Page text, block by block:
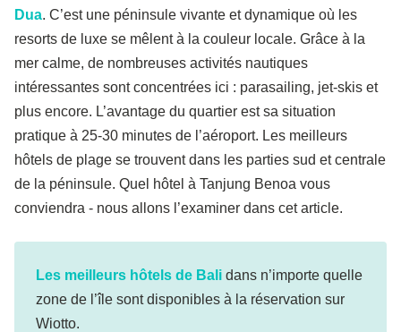
Dua. C’est une péninsule vivante et dynamique où les
resorts de luxe se mêlent à la couleur locale. Grâce à la
mer calme, de nombreuses activités nautiques
intéressantes sont concentrées ici : parasailing, jet-skis et
plus encore. L’avantage du quartier est sa situation
pratique à 25-30 minutes de l’aéroport. Les meilleurs
hôtels de plage se trouvent dans les parties sud et centrale
de la péninsule. Quel hôtel à Tanjung Benoa vous
conviendra - nous allons l’examiner dans cet article.
Les meilleurs hôtels de Bali dans n’importe quelle
zone de l’île sont disponibles à la réservation sur
Wiotto.